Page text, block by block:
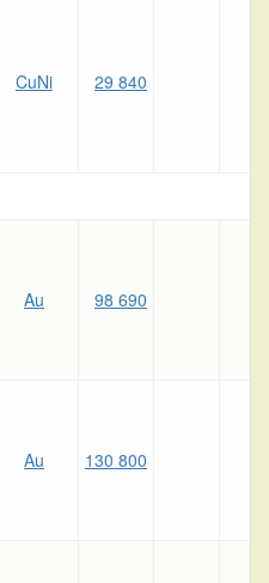
CuNi 29 840
Au 98 690
Au 130 800